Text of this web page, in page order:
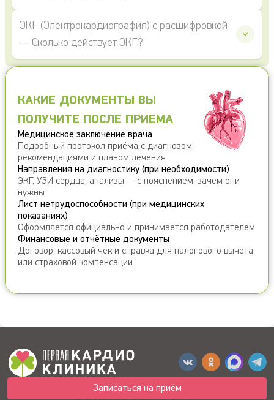
ЭКГ (Электрокардиография) с расшифровкой
— Сколько действует ЭКГ?
КАКИЕ ДОКУМЕНТЫ ВЫ
ПОЛУЧИТЕ ПОСЛЕ ПРИЕМА
Медицинское заключение врача
Подробный протокол приёма с диагнозом,
рекомендациями и планом лечения
Направления на диагностику (при необходимости)
ЭКГ, УЗИ сердца, анализы — с пояснением, зачем они
нужны
Лист нетрудоспособности (при медицинских
показаниях)
Оформляется официально и принимается работодателем
Финансовые и отчётные документы
Договор, кассовый чек и справка для налогового вычета
или страховой компенсации
Записаться на приём